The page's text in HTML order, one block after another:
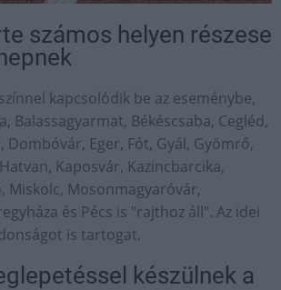
számos helyen részese
kapcsolódik be az eseménybe,
Balassagyarmat, Békéscsaba, Cegléd,
Dombóvár, Eger, Fót, Gyál, Gyömrő,
Kaposvár, Kazincbarcika,
Miskolc, Mosonmagyaróvár,
és Pécs is "rajthoz áll". Az idei
is tartogat.
készülnek a